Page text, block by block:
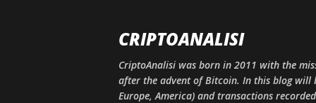
CRIPTOANALISI
CriptoAnalisi was born in 2011 with the
after the advent of Bitcoin. In this blog will
Europe, America) and transactions